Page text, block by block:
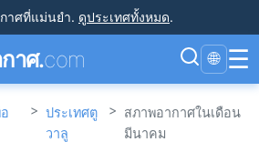
าศที่แม่นยำ. ดูประเทศทั้งหมด.
าศ.com 🌐 ☰
> ประเทศตู
วาลู
> สภาพอากาศในเดือน
มีนาคม